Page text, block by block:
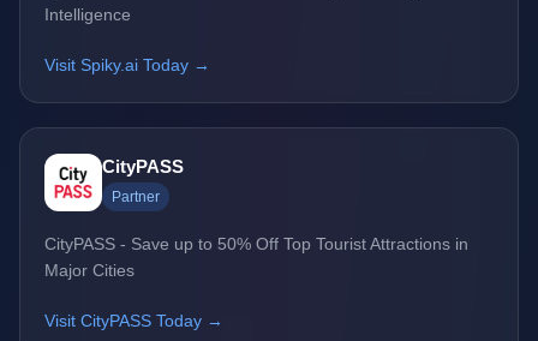
Intelligence
Visit Spiky.ai Today →
CityPASS
Partner
CityPASS - Save up to 50% Off Top Tourist Attractions in
Major Cities
Visit CityPASS Today →